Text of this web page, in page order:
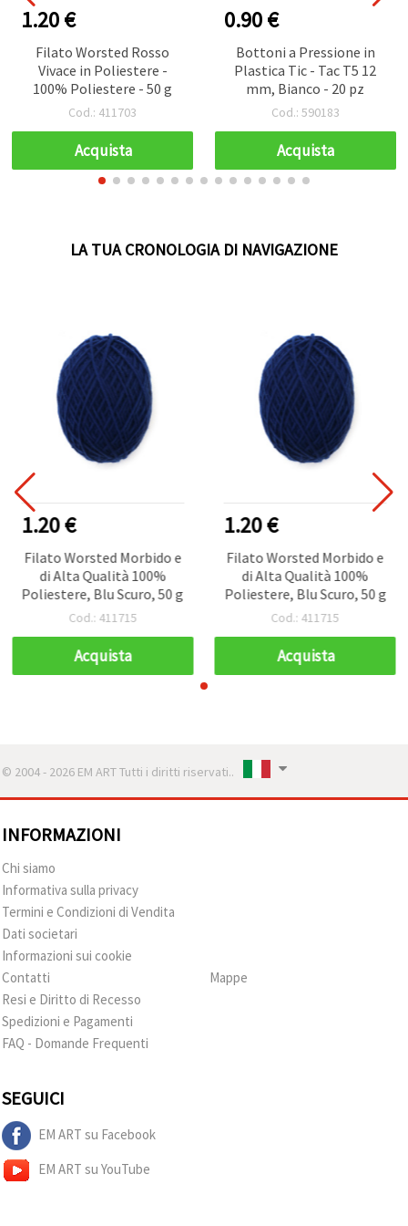
1.20 €
Filato Worsted Rosso
Vivace in Poliestere -
100% Poliestere - 50 g
Cod.: 411703
Acquista
0.90 €
Bottoni a Pressione in
Plastica Tic - Tac T5 12
mm, Bianco - 20 pz
Cod.: 590183
Acquista
LA TUA CRONOLOGIA DI NAVIGAZIONE
1.20 €
Filato Worsted Morbido e
di Alta Qualità 100%
Poliestere, Blu Scuro, 50 g
Cod.: 411715
Acquista
1.20 €
Filato Worsted Morbido e
di Alta Qualità 100%
Poliestere, Blu Scuro, 50 g
Cod.: 411715
Acquista
© 2004 - 2026 EM ART Tutti i diritti riservati..
INFORMAZIONI
Chi siamo
Informativa sulla privacy
Termini e Condizioni di Vendita
Dati societari
Informazioni sui cookie
Contatti
Resi e Diritto di Recesso
Spedizioni e Pagamenti
FAQ - Domande Frequenti
Mappe
SEGUICI
EM ART su Facebook
EM ART su YouTube